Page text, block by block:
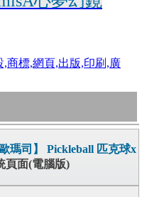
商標,網頁,出版,印刷,廣
瑪司】 Pickleball 匹克球x
頁面(電腦版)